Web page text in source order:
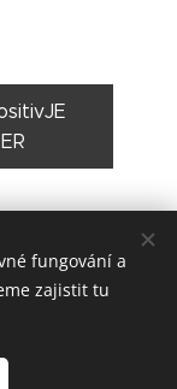
práva vyhrazena.
fungování a
zajistit tu